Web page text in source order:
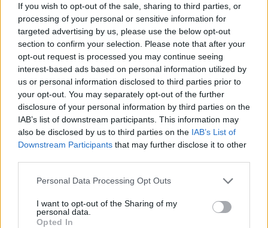
If you wish to opt-out of the sale, sharing to third parties, or
processing of your personal or sensitive information for
targeted advertising by us, please use the below opt-out
section to confirm your selection. Please note that after your
opt-out request is processed you may continue seeing
interest-based ads based on personal information utilized by
us or personal information disclosed to third parties prior to
your opt-out. You may separately opt-out of the further
disclosure of your personal information by third parties on the
IAB’s list of downstream participants. This information may
also be disclosed by us to third parties on the IAB’s List of
Downstream Participants that may further disclose it to other
Personal Data Processing Opt Outs
I want to opt-out of the Sharing of my
personal data.
Opted In